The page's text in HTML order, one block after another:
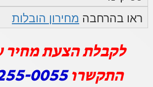
ראו בהרחבה מחירון הובלות
לקבלת הצעת מחיר
התקשרו0055